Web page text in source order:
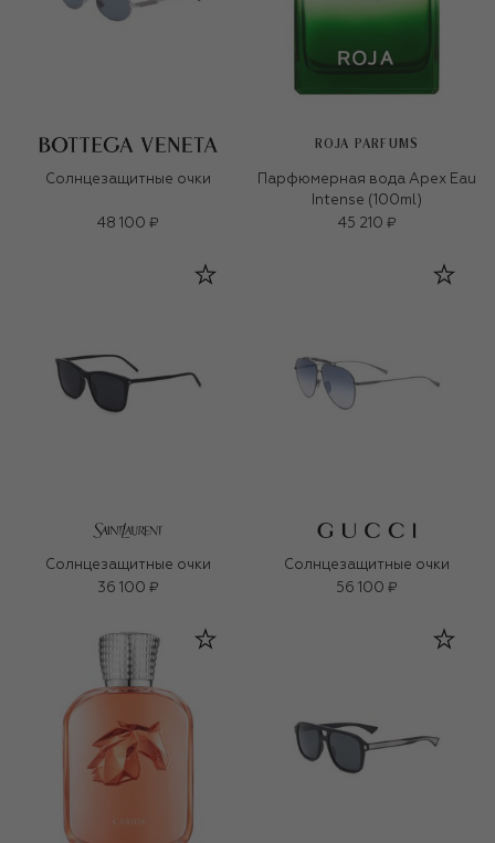
Солнцезащитные очки
48 100 ₽
ROJA PARFUMS
Парфюмерная вода Apex Eau
Intense (100ml)
45 210 ₽
Солнцезащитные очки
36 100 ₽
Солнцезащитные очки
56 100 ₽